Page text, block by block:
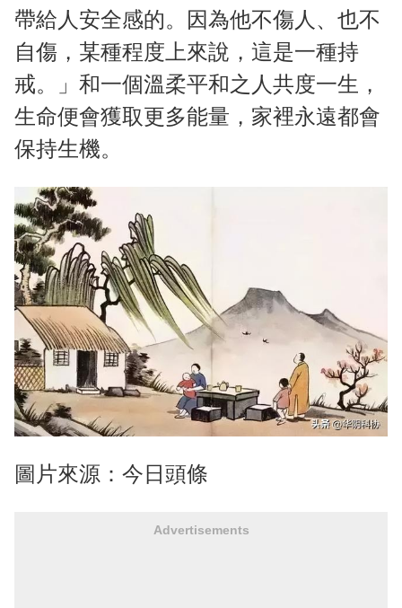
帶給人安全感的。因為他不傷人、也不
自傷，某種程度上來說，這是一種持
戒。」和一個溫柔平和之人共度一生，
生命便會獲取更多能量，家裡永遠都會
保持生機。
圖片來源：今日頭條
Advertisements